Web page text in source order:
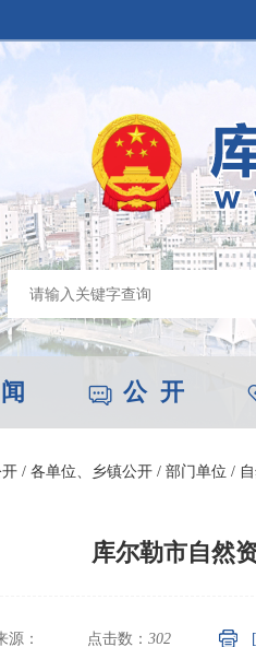
公 开
/ 各单位、乡镇公开 / 部门单位 /
库尔勒市自然
源： 点击数： 302